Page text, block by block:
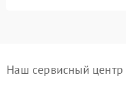
Наш сервисный